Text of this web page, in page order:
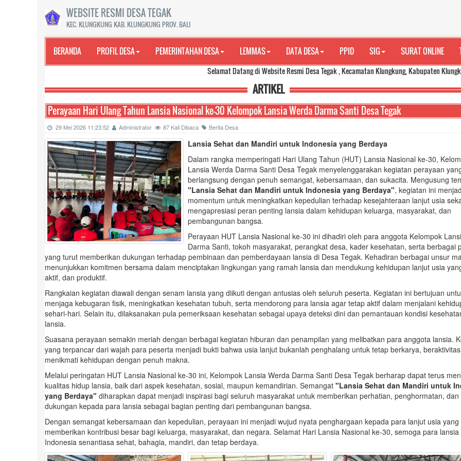
WEBSITE RESMI DESA TEGAK
KEC. KLUNGKUNG KAB. KLUNGKUNG PROV. BALI
BERANDA PROFIL DESA PEMERINTAHAN DESA LEMMAS DATA DESA PPID SIG SURAT ONLINE
Selamat Datang di Website Resmi Desa Tegak , Kecamatan Klungkung, Kabupaten Klungkung.
ARTIKEL
Perayaan Hari Ulang Tahun Lansia Nasional ke-30 Kelompok Lansia Werda Darma Santi Desa Tegak
29 Mei 2026 11:23:52 Administrator 87 Kali Dibaca Berita Desa
Lansia Sehat dan Mandiri untuk Indonesia yang Berdaya
Dalam rangka memperingati Hari Ulang Tahun (HUT) Lansia Nasional ke-30,
Lansia Werda Darma Santi Desa Tegak menyelenggarakan kegiatan perayaan
berlangsung dengan penuh semangat, kebersamaan, dan sukacita. Mengusung
"Lansia Sehat dan Mandiri untuk Indonesia yang Berdaya", kegiatan ini
momentum untuk meningkatkan kepedulian terhadap kesejahteraan lanjut usia
mengapresiasi peran penting lansia dalam kehidupan keluarga, masyarakat, dan
pembangunan bangsa.
Perayaan HUT Lansia Nasional ke-30 ini dihadiri oleh para anggota Kelompok
Darma Santi, tokoh masyarakat, perangkat desa, kader kesehatan, serta berbagai
yang turut memberikan dukungan terhadap pembinaan dan pemberdayaan lansia di Desa Tegak. Kehadiran berbagai unsur
menunjukkan komitmen bersama dalam menciptakan lingkungan yang ramah lansia dan mendukung kehidupan lanjut usia
aktif, dan produktif.
Rangkaian kegiatan diawali dengan senam lansia yang diikuti dengan antusias oleh seluruh peserta. Kegiatan ini bertujuan
menjaga kebugaran fisik, meningkatkan kesehatan tubuh, serta mendorong para lansia agar tetap aktif dalam menjalani
sehari-hari. Selain itu, dilaksanakan pula pemeriksaan kesehatan sebagai upaya deteksi dini dan pemantauan kondisi
lansia.
Suasana perayaan semakin meriah dengan berbagai kegiatan hiburan dan penampilan yang melibatkan para anggota lansia.
yang terpancar dari wajah para peserta menjadi bukti bahwa usia lanjut bukanlah penghalang untuk tetap berkarya,
menikmati kehidupan dengan penuh makna.
Melalui peringatan HUT Lansia Nasional ke-30 ini, Kelompok Lansia Werda Darma Santi Desa Tegak berharap dapat terus
kualitas hidup lansia, baik dari aspek kesehatan, sosial, maupun kemandirian. Semangat "Lansia Sehat dan Mandiri untuk
yang Berdaya" diharapkan dapat menjadi inspirasi bagi seluruh masyarakat untuk memberikan perhatian, penghormatan, dan
dukungan kepada para lansia sebagai bagian penting dari pembangunan bangsa.
Dengan semangat kebersamaan dan kepedulian, perayaan ini menjadi wujud nyata penghargaan kepada para lanjut usia yang
memberikan kontribusi besar bagi keluarga, masyarakat, dan negara. Selamat Hari Lansia Nasional ke-30, semoga para lansia
Indonesia senantiasa sehat, bahagia, mandiri, dan tetap berdaya.